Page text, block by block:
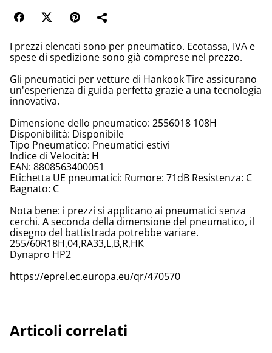
I prezzi elencati sono per pneumatico. Ecotassa, IVA e
spese di spedizione sono già comprese nel prezzo.
Gli pneumatici per vetture di Hankook Tire assicurano
un'esperienza di guida perfetta grazie a una tecnologia
innovativa.
Dimensione dello pneumatico: 2556018 108H
Disponibilità: Disponibile
Tipo Pneumatico: Pneumatici estivi
Indice di Velocità: H
EAN: 8808563400051
Etichetta UE pneumatici: Rumore: 71dB Resistenza: C
Bagnato: C
Nota bene: i prezzi si applicano ai pneumatici senza
cerchi. A seconda della dimensione del pneumatico, il
disegno del battistrada potrebbe variare.
255/60R18H,04,RA33,L,B,R,HK
Dynapro HP2
https://eprel.ec.europa.eu/qr/470570
Articoli correlati